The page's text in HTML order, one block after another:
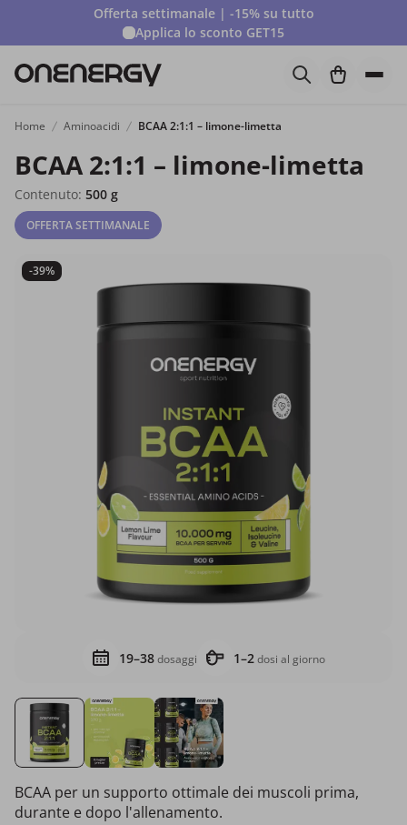
Offerta settimanale | -15% su tutto
Applica lo sconto GET15
Home Aminoacidi BCAA 2:1:1 – limone-limetta
BCAA 2:1:1 – limone-limetta
Contenuto: 500 g
OFFERTA SETTIMANALE
-39%
19–38dosaggi 1–2dosi al giorno
BCAA per un supporto ottimale dei muscoli prima,
durante e dopo l'allenamento.